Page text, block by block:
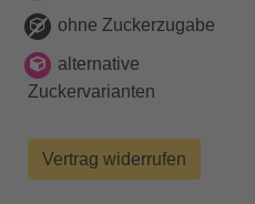
ohne Zuckerzugabe
alternative
Zuckervarianten
Vertrag widerrufen